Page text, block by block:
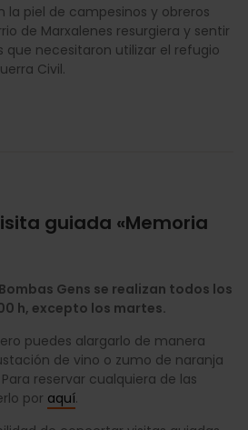
la piel de campesinos y obreros
de Marxalenes resurgiera y sentir
que necesitaron utilizar el refugio
Civil.
guiada «Memoria
Gens se realizan todos los
h, excepto los martes.
puedes alargarlo de manera
de vino o zumo de naranja
reservar cualquiera de las
por aquí.